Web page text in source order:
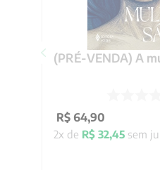
(PRÉ-VENDA) A
R$ 64,90
2x de R$ 32,45sem